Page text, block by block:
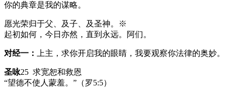
你的典章是我的谋略。
愿光荣归于父、及子、及圣神。※
起初如何，今日亦然，直到永远。阿们。
对经一： 上主，求你开启我的眼睛，我要观察你法律的奥妙。
圣咏25 求宽恕和救恩
“望德不使人蒙羞。”（罗5:5）